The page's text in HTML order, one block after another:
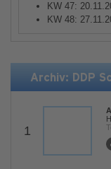
KW 47:
KW 48:
Archiv: DDP
1